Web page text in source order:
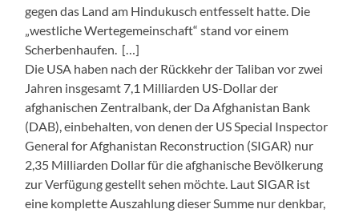
gegen das Land am Hindukusch entfesselt hatte. Die
„westliche Wertegemeinschaft“ stand vor einem
Scherbenhaufen. […]
Die USA haben nach der Rückkehr der Taliban vor zwei
Jahren insgesamt 7,1 Milliarden US-Dollar der
afghanischen Zentralbank, der Da Afghanistan Bank
(DAB), einbehalten, von denen der US Special Inspector
General for Afghanistan Reconstruction (SIGAR) nur
2,35 Milliarden Dollar für die afghanische Bevölkerung
zur Verfügung gestellt sehen möchte. Laut SIGAR ist
eine komplette Auszahlung dieser Summe nur denkbar,